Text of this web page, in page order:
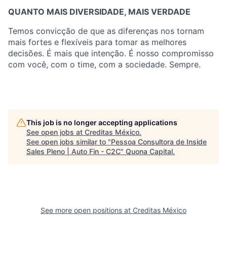
QUANTO MAIS DIVERSIDADE, MAIS VERDADE
Temos convicção de que as diferenças nos tornam
mais fortes e flexíveis para tomar as melhores
decisões. É mais que intenção. É nosso compromisso
com você, com o time, com a sociedade. Sempre.
This job is no longer accepting applications
See open jobs at Creditas México.
See open jobs similar to "Pessoa Consultora de Inside
Sales Pleno | Auto Fin - C2C" Quona Capital.
See more open positions at Creditas México